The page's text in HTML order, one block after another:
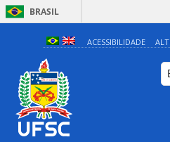
BRASIL
ACESSIBILIDADE